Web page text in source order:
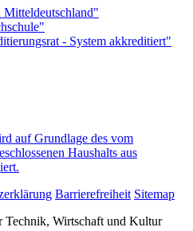
auf Grundlage des vom
Haushalts aus
Barrierefreiheit Sitemap
Wirtschaft und Kultur